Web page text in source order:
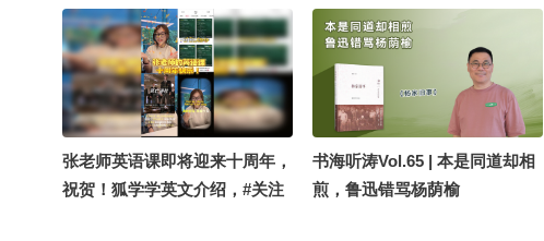
招“欺骗”大脑，让你秒入睡。你
有什么入睡妙招，评论区聊聊！
@张朝阳 @伯言洛白 @狐度 @
搜狐新闻 @搜狐千里眼 @搜狐
垂钓 @狐言岁语 @白日梦想家
SOHU @这样的你@贾斯汀
Justin @一张大脸
张老师英语课即将迎来十周年，
祝贺！狐学学英文介绍，#关注
书海听涛Vol.65 | 本是同道却相
煎，鲁迅错骂杨荫榆